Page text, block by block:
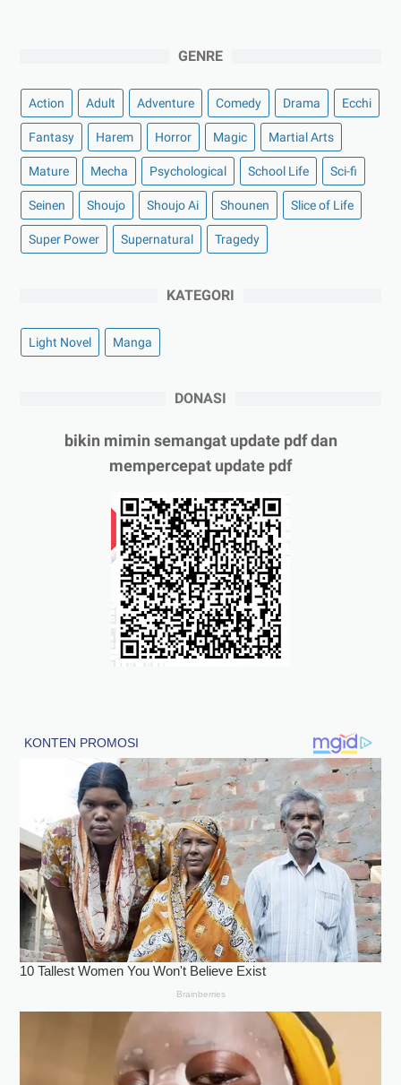
GENRE
Action Adult Adventure Comedy Drama Ecchi
Fantasy Harem Horror Magic Martial Arts
Mature Mecha Psychological School Life Sci-fi
Seinen Shoujo Shoujo Ai Shounen Slice of Life
Super Power Supernatural Tragedy
KATEGORI
Light Novel Manga
DONASI
bikin mimin semangat update pdf dan
mempercepat update pdf